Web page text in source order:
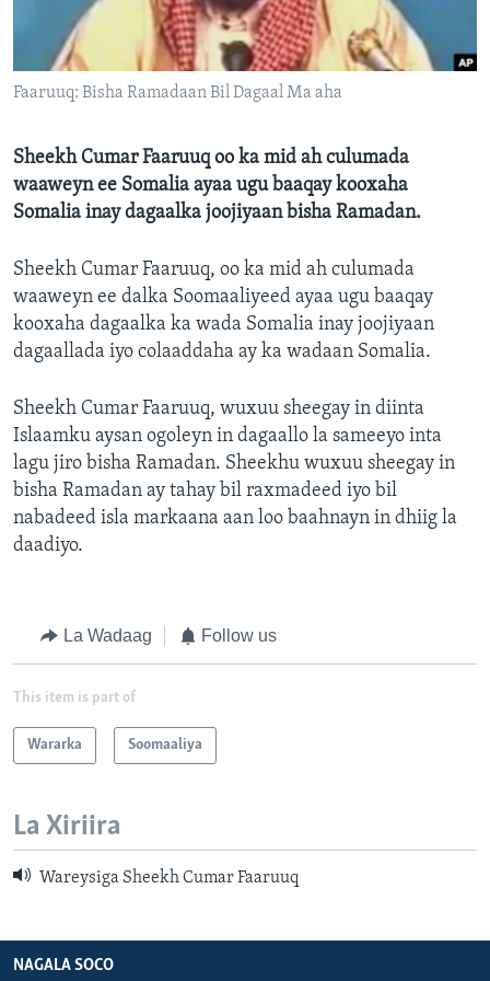
FAAQIDAADDA TODDOBAADKA
DHEXTAALKA TODDOBAADKA
Faaruuq: Bisha Ramadaan Bil Dagaal Ma aha
Sheekh Cumar Faaruuq oo ka mid ah culumada
waaweyn ee Somalia ayaa ugu baaqay kooxaha
Somalia inay dagaalka joojiyaan bisha Ramadan.
Sheekh Cumar Faaruuq, oo ka mid ah culumada
waaweyn ee dalka Soomaaliyeed ayaa ugu baaqay
kooxaha dagaalka ka wada Somalia inay joojiyaan
dagaallada iyo colaaddaha ay ka wadaan Somalia.
Sheekh Cumar Faaruuq, wuxuu sheegay in diinta
Islaamku aysan ogoleyn in dagaallo la sameeyo inta
lagu jiro bisha Ramadan. Sheekhu wuxuu sheegay in
bisha Ramadan ay tahay bil raxmadeed iyo bil
nabadeed isla markaana aan loo baahnayn in dhiig la
daadiyo.
La Wadaag Follow us
This item is part of
Wararka Soomaaliya
La Xiriira
Wareysiga Sheekh Cumar Faaruuq
NAGALA SOCO